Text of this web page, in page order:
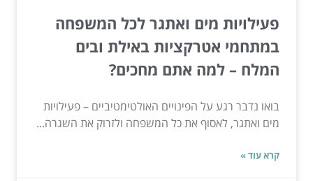
פעילויות מים ואתגר לכל המשפחה
במתחמי אטרקציות באילת ובים
המלח – למה אתם מחכים?
בואו נדבר רגע על הפינויים האולטימטיביים – פעילויות
מים ואתגר, לאסוף את כל המשפחה ולזרוק את השגרה...
קרא עוד »